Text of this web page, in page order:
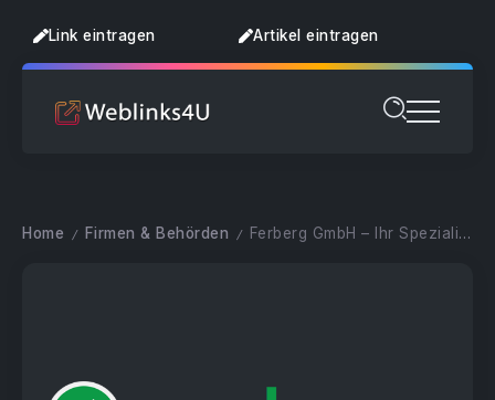
Link eintragen Artikel eintragen
Home / Firmen & Behörden / Ferberg GmbH – Ihr Spezialist für Rampen und mehr